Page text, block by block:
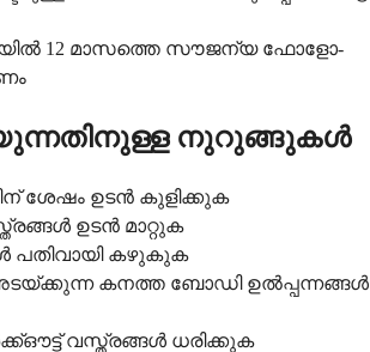
12 മാസത്തെ സൗജന്യ ഫോളോ-
നുറുങ്ങുകൾ
ശേഷം ഉടൻ കുളിക്കുക
ഉടൻ മാറ്റുക
പതിവായി കഴുകുക
കനത്ത ബോഡി ഉൽപ്പന്നങ്ങൾ
വസ്ത്രങ്ങൾ ധരിക്കുക